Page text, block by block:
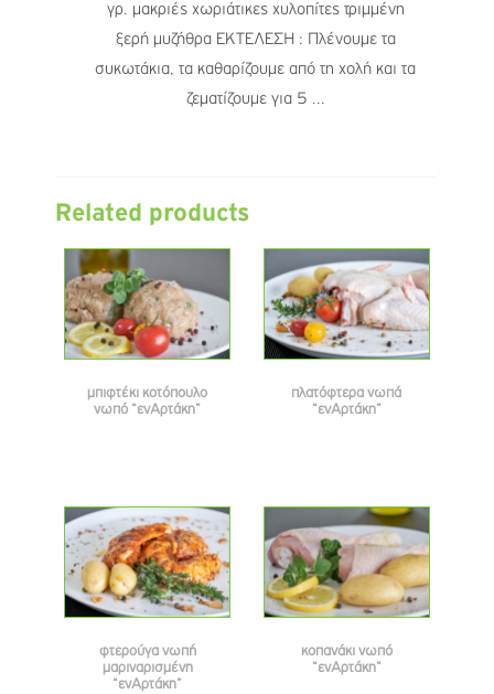
γρ. μακριές χωριάτικες χυλοπίτες τριμμένη
ξερή μυζήθρα ΕΚΤΕΛΕΣΗ : Πλένουμε τα
συκωτάκια, τα καθαρίζουμε από τη χολή και τα
ζεματίζουμε για 5 ...
Related products
μπιφτέκι κοτόπουλο
νωπό “ενΑρτάκη”
πλατόφτερα νωπά
“ενΑρτάκη”
φτερούγα νωπή
μαριναρισμένη
“ενΑρτάκη”
κοπανάκι νωπό
“ενΑρτάκη”